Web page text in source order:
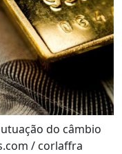
do câmbio
/ corlaffra